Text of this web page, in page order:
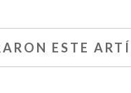
ESTE